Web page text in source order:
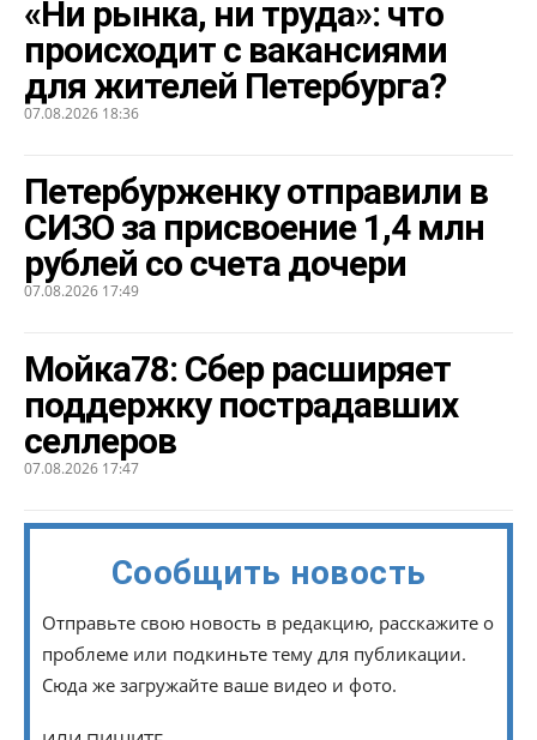
«Ни рынка, ни труда»: что
происходит с вакансиями
для жителей Петербурга?
07.08.2026 18:36
Петербурженку отправили в
СИЗО за присвоение 1,4 млн
рублей со счета дочери
07.08.2026 17:49
Мойка78: Сбер расширяет
поддержку пострадавших
селлеров
07.08.2026 17:47
Сообщить новость
Отправьте свою новость в редакцию, расскажите о
проблеме или подкиньте тему для публикации.
Сюда же загружайте ваше видео и фото.